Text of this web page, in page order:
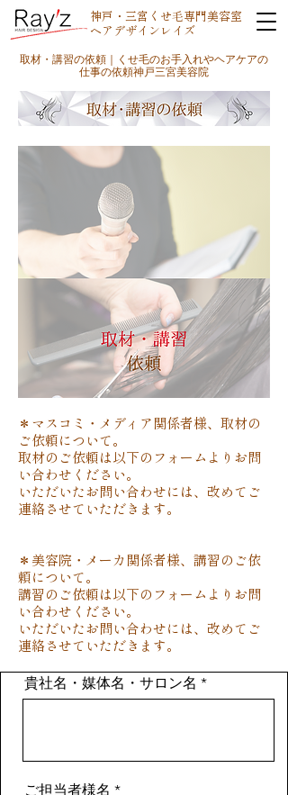
神戸・三宮くせ毛専門美容室
ヘアデザインレイズ
取材・講習の依頼｜くせ毛のお手入れやヘアケアの
仕事の依頼神戸三宮美容院
＊マスコミ・メディア関係者様、取材の
ご依頼について。
取材のご依頼は以下のフォームよりお問
い合わせください。
いただいたお問い合わせには、改めてご
連絡させていただきます。
＊美容院・メーカ関係者様、講習のご依
頼について。
講習のご依頼は以下のフォームよりお問
い合わせください。
いただいたお問い合わせには、改めてご
連絡させていただきます。
貴社名・媒体名・サロン名
ご担当者様名